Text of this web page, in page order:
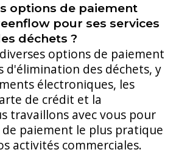
options de paiement
pour ses services
déchets ?
options de paiement
d'élimination des déchets, y
électroniques, les
de crédit et la
travaillons avec vous pour
paiement le plus pratique
activités commerciales.